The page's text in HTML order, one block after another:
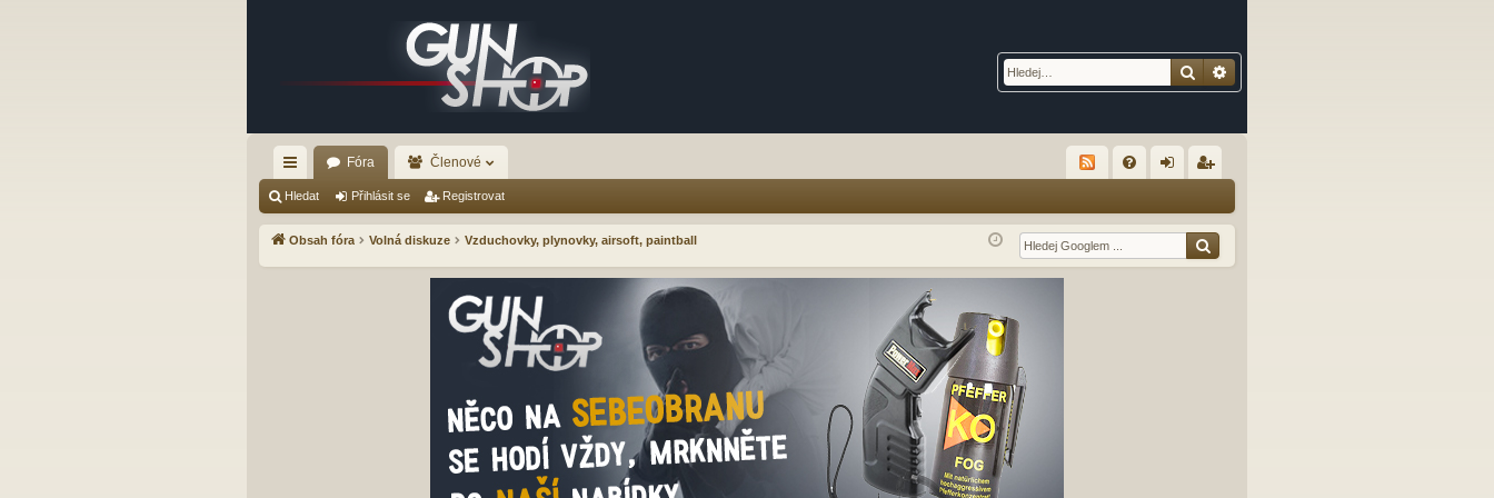
Hledat
yc
hl
Fóra Členové
Q lá
sit
ist
ro
Hledat Přihlásit se Registrovat
Obsah fóra Volná diskuze Vzduchovky, plynovky, airsoft, paintball